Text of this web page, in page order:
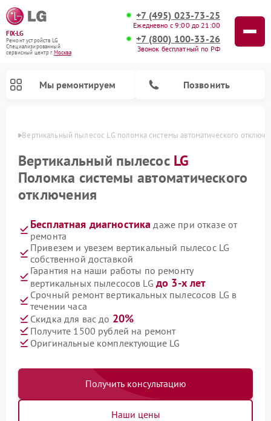
FIX-LG
Ремонт устройств LG
Специализированный
cервисный центр г.Москва
+7 (495) 023-73-25
Ежедневно с 9:00 до 21:00
+7 (800) 100-33-26
Звонок бесплатный по РФ
Мы ремонтируем Позвонить
Вертикальный пылесос LG поломка системы автоматического
Вертикальный пылесос LG
Поломка системы автоматического
отключения
Бесплатная диагностика даже при отказе от
ремонта
Привезем и увезем вертикальный пылесос LG
собственной доставкой
Гарантия на наши работы по ремонту
вертикальных пылесосов LG до 3-х лет
Срочный ремонт вертикальных пылесосов LG в
течении часа
Скидка для вас до 20%
Получите 1500 рублей на ремонт
Оригинальные комплектующие LG
Получить консультацию
Наши цены